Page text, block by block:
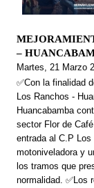
–
Martes, 21 Marzo
✅Con la finalidad
Los Ranchos -
Huancabamba
sector Flor de
entrada al C.P
motoniveladora y
los tramos que
normalidad. ✅Los